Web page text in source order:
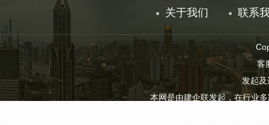
关于我们 联系
客
发起
本网是由建企联发起，在行业